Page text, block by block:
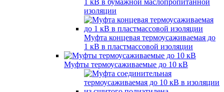
1 кВ в бумажной маслопропитанной
изоляции
Муфта концевая термоусаживаемая до
1 кВ в пластмассовой изоляции
Муфты термоусаживаемые до 10 кВ